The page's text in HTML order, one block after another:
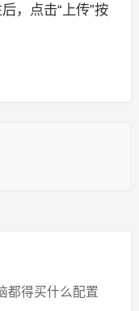
，点击“上传”按
都得买什么配置